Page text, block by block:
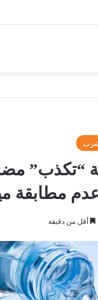
“تكذب”
مطابقة
أقل من دقيقة